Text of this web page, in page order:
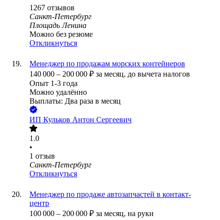
1267 отзывов
Санкт-Петербург
Площадь Ленина
Можно без резюме
Откликнуться
Менеджер по продажам морских контейнеров
140 000 – 200 000 ₽ за месяц, до вычета налогов
Опыт 1-3 года
Можно удалённо
Выплаты: Два раза в месяц
ИП Кульков Антон Сергеевич
1.0
•
1 отзыв
Санкт-Петербург
Откликнуться
Менеджер по продаже автозапчастей в контакт-
центр
100 000 – 200 000 ₽ за месяц, на руки